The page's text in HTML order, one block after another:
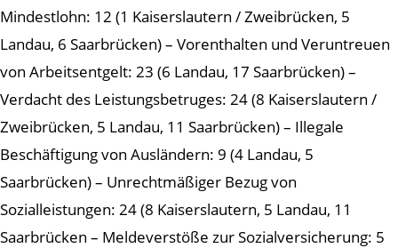
Mindestlohn: 12 (1 Kaiserslautern / Zweibrücken, 5
Landau, 6 Saarbrücken) – Vorenthalten und Veruntreuen
von Arbeitsentgelt: 23 (6 Landau, 17 Saarbrücken) –
Verdacht des Leistungsbetruges: 24 (8 Kaiserslautern /
Zweibrücken, 5 Landau, 11 Saarbrücken) – Illegale
Beschäftigung von Ausländern: 9 (4 Landau, 5
Saarbrücken) – Unrechtmäßiger Bezug von
Sozialleistungen: 24 (8 Kaiserslautern, 5 Landau, 11
Saarbrücken – Meldeverstöße zur Sozialversicherung: 5